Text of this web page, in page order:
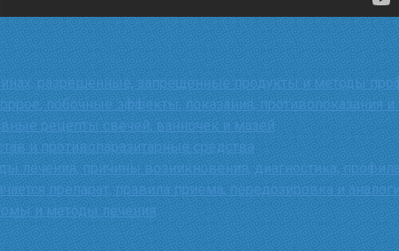
разрешенные, запрещенные продукты и методы
побочные эффекты, показания, противопоказания и
рецепты свечей, ванночек и мазей
и противопаразитарные средства
лечения, причины возникновения, диагностика,
препарат, правила приема, передозировка и аналоги
и методы лечения